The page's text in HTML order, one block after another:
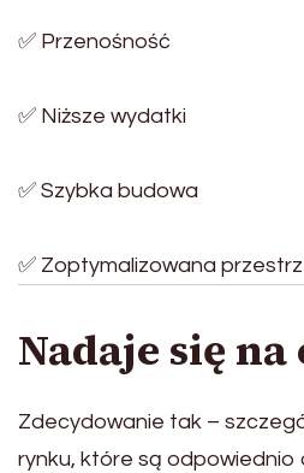
✅ Przenośność
✅ Niższe wydatki
✅ Szybka budowa
✅ Zoptymalizowana
Nadaje się na
Zdecydowanie tak –
rynku, które są odpowiednio